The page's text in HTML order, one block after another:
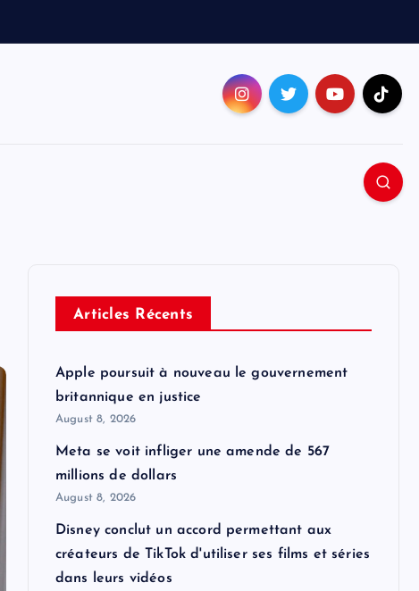
Articles Récents
Apple poursuit à nouveau le gouvernement
britannique en justice
August 8, 2026
Meta se voit infliger une amende de 567
millions de dollars
August 8, 2026
Disney conclut un accord permettant aux
créateurs de TikTok d'utiliser ses films et séries
dans leurs vidéos